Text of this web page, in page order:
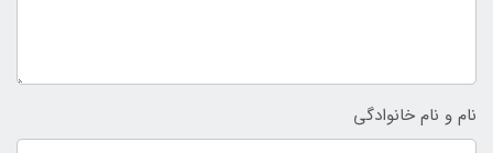
نام و نام خانوادگی